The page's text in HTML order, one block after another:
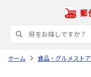
ホーム 食品・グルメストア